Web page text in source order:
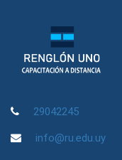
29042245
info@ru.edu.uy